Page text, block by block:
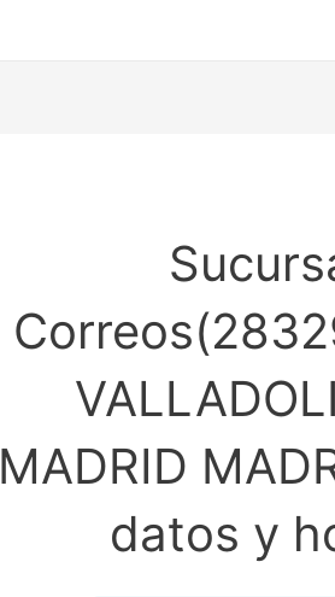
MADRID
datos y